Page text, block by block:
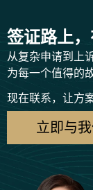
签证路上
从复杂申请到上
为每一个值得的
现在联系，让方
立即与